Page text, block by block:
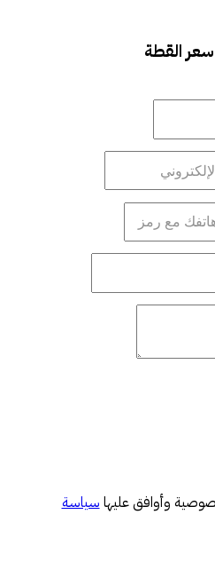
القطة
وأوافق عليها سياسة